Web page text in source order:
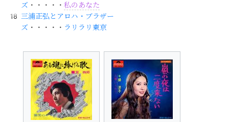
ズ ・・・・・私のあなた
三浦正弘とアロハ・ブラザー
ズ ・・・・・ ラリラリ東京